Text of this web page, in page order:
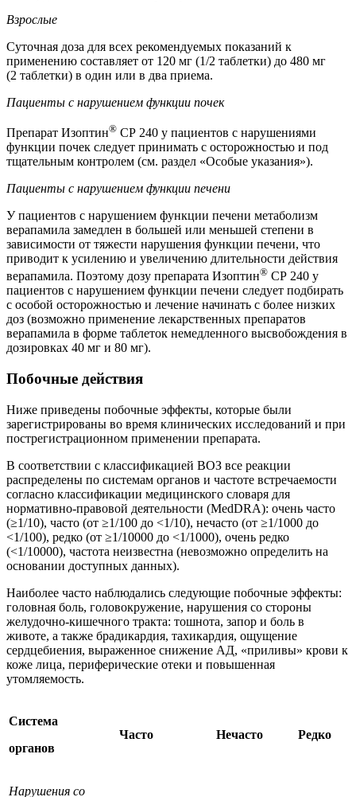
Взрослые
Суточная доза для всех рекомендуемых показаний к
применению составляет от 120 мг (1/2 таблетки) до 480 мг
(2 таблетки) в один или в два приема.
Пациенты с нарушением функции почек
Препарат Изоптин® СР 240 у пациентов с нарушениями
функции почек следует принимать с осторожностью и под
тщательным контролем (см. раздел «Особые указания»).
Пациенты с нарушением функции печени
У пациентов с нарушением функции печени метаболизм
верапамила замедлен в большей или меньшей степени в
зависимости от тяжести нарушения функции печени, что
приводит к усилению и увеличению длительности действия
верапамила. Поэтому дозу препарата Изоптин® СР 240 у
пациентов с нарушением функции печени следует подбирать
с особой осторожностью и лечение начинать с более низких
доз (возможно применение лекарственных препаратов
верапамила в форме таблеток немедленного высвобождения в
дозировках 40 мг и 80 мг).
Побочные действия
Ниже приведены побочные эффекты, которые были
зарегистрированы во время клинических исследований и при
пострегистрационном применении препарата.
В соответствии с классификацией ВОЗ все реакции
распределены по системам органов и частоте встречаемости
согласно классификации медицинского словаря для
нормативно-правовой деятельности (MedDRA): очень часто
(≥1/10), часто (от ≥1/100 до <1/10), нечасто (от ≥1/1000 до
<1/100), редко (от ≥1/10000 до <1/1000), очень редко
(<1/10000), частота неизвестна (невозможно определить на
основании доступных данных).
Наиболее часто наблюдались следующие побочные эффекты:
головная боль, головокружение, нарушения со стороны
желудочно‑кишечного тракта: тошнота, запор и боль в
животе, а также брадикардия, тахикардия, ощущение
сердцебиения, выраженное снижение АД, «приливы» крови к
коже лица, периферические отеки и повышенная
утомляемость.
Система
органов
Часто Нечасто Редко
Нарушения со